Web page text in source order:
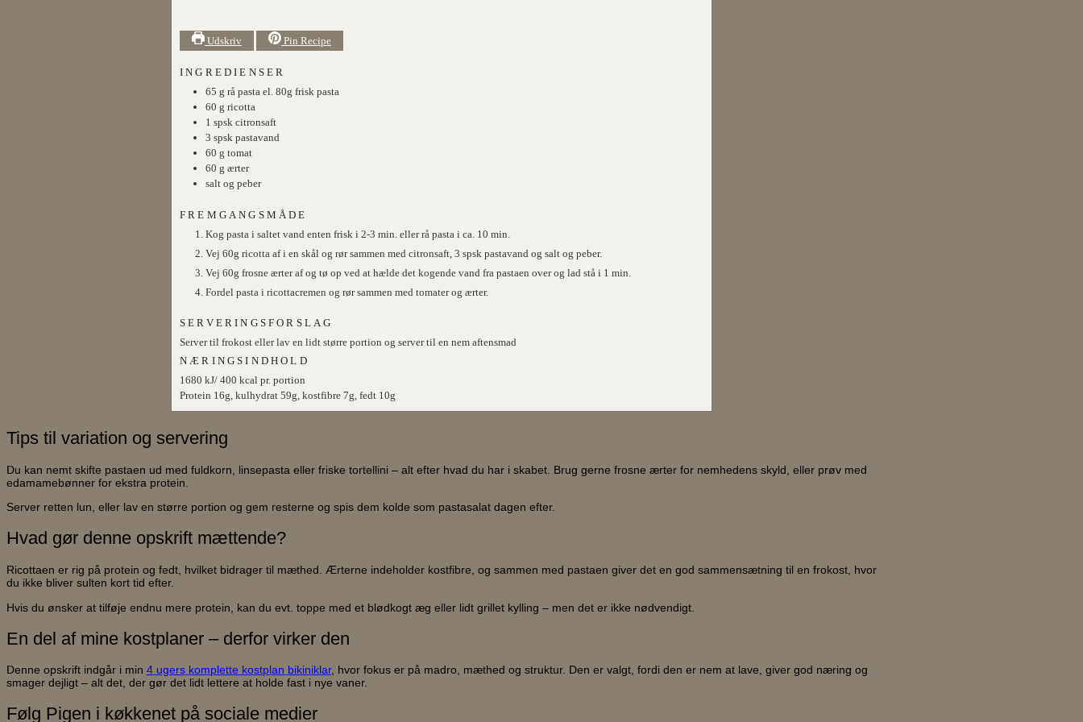
Udskriv Pin Recipe
INGREDIENSER
65 g rå pasta el. 80g frisk pasta
60 g ricotta
1 spsk citronsaft
3 spsk pastavand
60 g tomat
60 g ærter
salt og peber
FREMGANGSMÅDE
Kog pasta i saltet vand enten frisk i 2-3 min. eller rå pasta i ca. 10 min.
Vej 60g ricotta af i en skål og rør sammen med citronsaft, 3 spsk pastavand og salt og peber.
Vej 60g frosne ærter af og tø op ved at hælde det kogende vand fra pastaen over og lad stå i 1 min.
Fordel pasta i ricottacremen og rør sammen med tomater og ærter.
SERVERINGSFORSLAG
Server til frokost eller lav en lidt større portion og server til en nem aftensmad
NÆRINGSINDHOLD
1680 kJ/ 400 kcal pr. portion
Protein 16g, kulhydrat 59g, kostfibre 7g, fedt 10g
Tips til variation og servering
Du kan nemt skifte pastaen ud med fuldkorn, linsepasta eller friske tortellini – alt efter hvad du har i skabet. Brug gerne frosne ærter for nemhedens skyld, eller prøv med
edamamebønner for ekstra protein.
Server retten lun, eller lav en større portion og gem resterne og spis dem kolde som pastasalat dagen efter.
Hvad gør denne opskrift mættende?
Ricottaen er rig på protein og fedt, hvilket bidrager til mæthed. Ærterne indeholder kostfibre, og sammen med pastaen giver det en god sammensætning til en frokost, hvor
du ikke bliver sulten kort tid efter.
Hvis du ønsker at tilføje endnu mere protein, kan du evt. toppe med et blødkogt æg eller lidt grillet kylling – men det er ikke nødvendigt.
En del af mine kostplaner – derfor virker den
Denne opskrift indgår i min 4 ugers komplette kostplan bikiniklar, hvor fokus er på madro, mæthed og struktur. Den er valgt, fordi den er nem at lave, giver god næring og
smager dejligt – alt det, der gør det lidt lettere at holde fast i nye vaner.
Følg Pigen i køkkenet på sociale medier